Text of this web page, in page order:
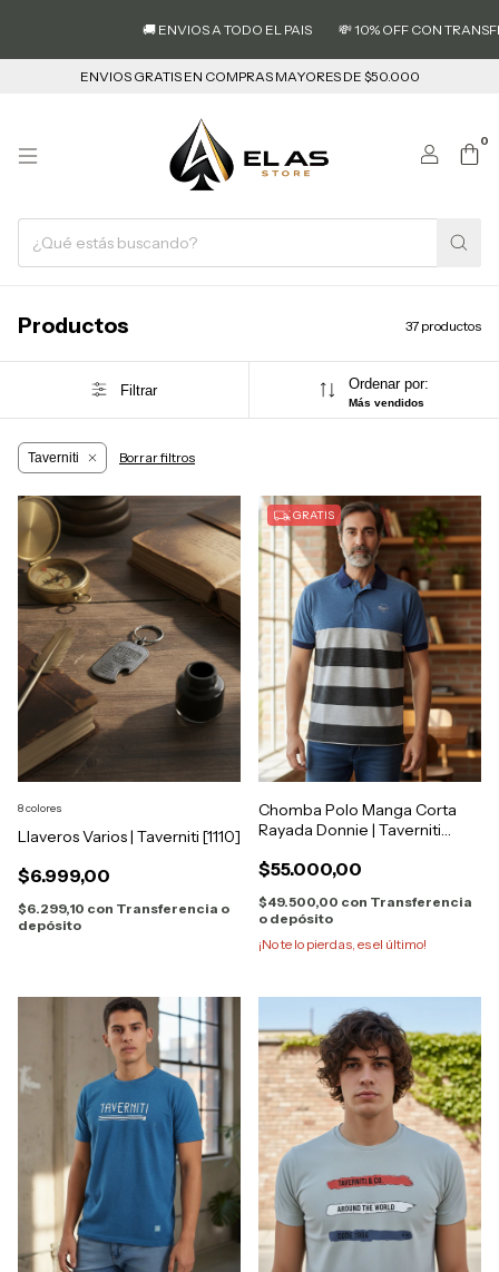
🚚 ENVIOS A TODO EL PAIS 💸 10% OFF CON TRANSFERENCIA
ENVIOS GRATIS EN COMPRAS MAYORES DE $50.000
0
Productos 37 productos
Filtrar Ordenar por:
Más vendidos
Taverniti Borrar filtros
Llaveros Varios | Taverniti [1110]
$6.999,00
$6.299,10 con Transferencia o
depósito
8 colores
GRATIS
Chomba Polo Manga Corta
Rayada Donnie | Taverniti
$55.000,00
$49.500,00 con Transferencia
o depósito
¡No te lo pierdas, es el último!